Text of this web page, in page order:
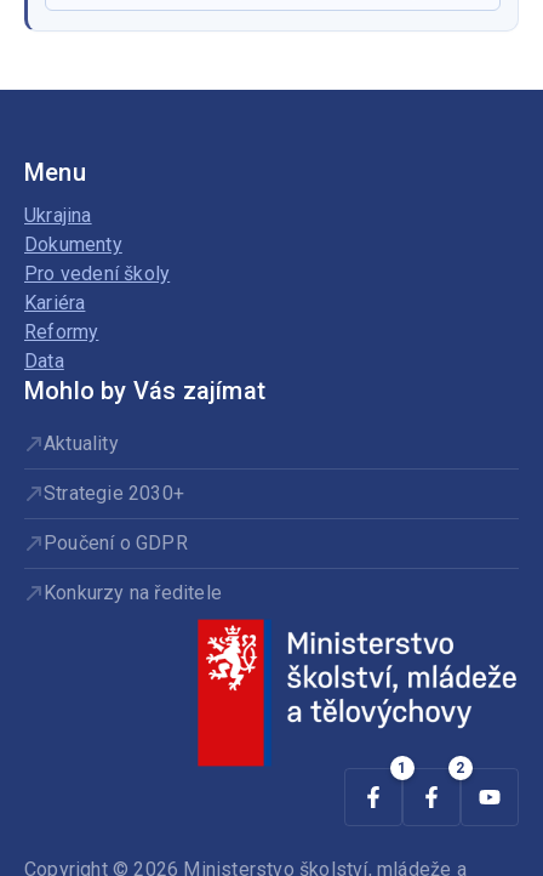
Menu
Ukrajina
Dokumenty
Pro vedení školy
Kariéra
Reformy
Data
Mohlo by Vás zajímat
Aktuality
Strategie 2030+
Poučení o GDPR
Konkurzy na ředitele
Copyright © 2026 Ministerstvo školství, mládeže a